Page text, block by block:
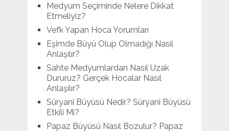
Medyum Seçiminde Nelere Dikkat
Etmeliyiz?
Vefk Yapan Hoca Yorumları
Eşimde Büyü Olup Olmadığı Nasıl
Anlaşılır?
Sahte Medyumlardan Nasıl Uzak
Dururuz? Gerçek Hocalar Nasıl
Anlaşılır?
Süryani Büyüsü Nedir? Süryani Büyüsü
Etkili Mi?
Papaz Büyüsü Nasıl Bozulur? Papaz